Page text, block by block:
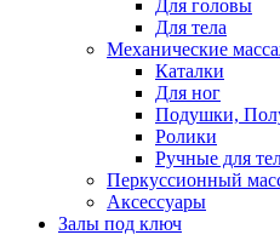
Для головы
Для тела
Механические
Каталки
Для ног
Подушки,
Ролики
Ручные для
Перкуссионный
Аксессуары
Залы под ключ